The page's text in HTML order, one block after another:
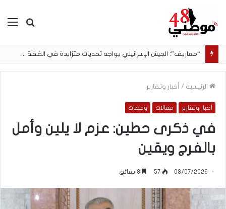
بحث
الرئيسية / أخبار وتقارير
أخبار وتقارير مقالات ومضات
في ذكرى حطين: عزم لا يلين وأمل
بالفرج ويقين
03/07/2026
57